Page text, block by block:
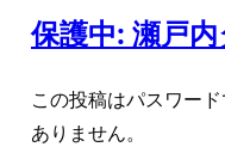
保護中: 瀬戸
この投稿はパスワー
ありません。